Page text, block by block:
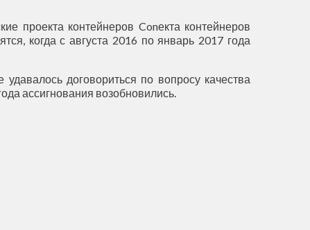
проекта контейнеров Conекта контейнеров
когда с августа 2016 по январь 2017 года
договориться по вопросу качества
ассигнования возобновились.